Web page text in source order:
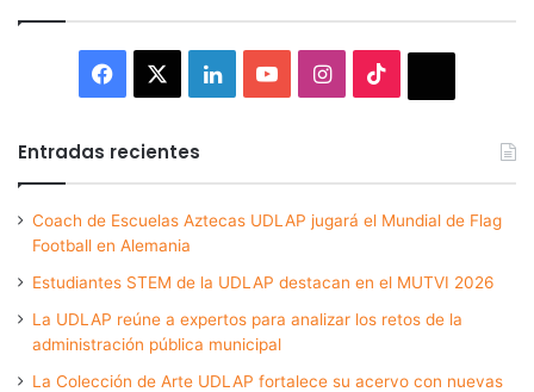
Facebook LinkedInYouTubeInstagram
Entradas recientes
Coach de Escuelas Aztecas UDLAP jugará el Mundial de Flag
Football en Alemania
Estudiantes STEM de la UDLAP destacan en el MUTVI 2026
La UDLAP reúne a expertos para analizar los retos de la
administración pública municipal
La Colección de Arte UDLAP fortalece su acervo con nuevas